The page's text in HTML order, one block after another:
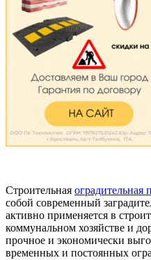
Строительная оградительная
собой современный
активно применяется в
коммунальном хозяйстве и
прочное и экономически
временных и постоянных